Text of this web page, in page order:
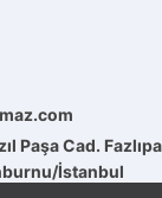
Paşa Cad.
İstanbul